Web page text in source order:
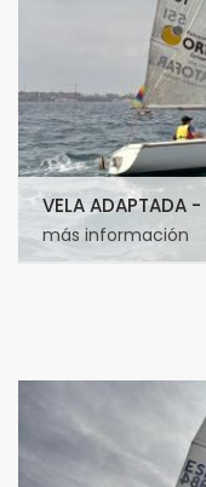
VELA ADAPTADA
más información